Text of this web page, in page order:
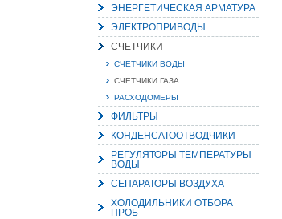
ЭНЕРГЕТИЧЕСКАЯ АРМАТУРА
ЭЛЕКТРОПРИВОДЫ
СЧЕТЧИКИ
СЧЕТЧИКИ ВОДЫ
СЧЕТЧИКИ ГАЗА
РАСХОДОМЕРЫ
ФИЛЬТРЫ
КОНДЕНСАТООТВОДЧИКИ
РЕГУЛЯТОРЫ ТЕМПЕРАТУРЫ
ВОДЫ
СЕПАРАТОРЫ ВОЗДУХА
ХОЛОДИЛЬНИКИ ОТБОРА
ПРОБ